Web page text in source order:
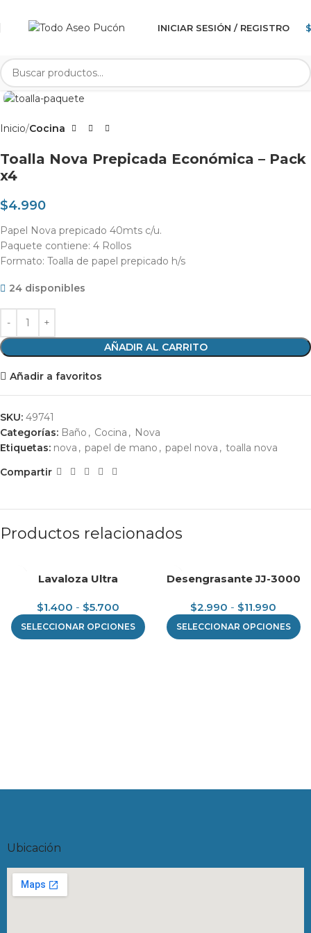
INICIAR SESIÓN / REGISTRO $
Clic para agrandar
Inicio Cocina
Toalla Nova Prepicada Económica – Pack
x4
$4.990
Papel Nova prepicado 40mts c/u.
Paquete contiene: 4 Rollos
Formato: Toalla de papel prepicado h/s
24 disponibles
AÑADIR AL CARRITO
Añadir a favoritos
SKU: 49741
Categorías: Baño , Cocina , Nova
Etiquetas: nova , papel de mano , papel nova , toalla nova
Compartir
Productos relacionados
Lavaloza Ultra
$1.400 - $5.700
SELECCIONAR OPCIONES
Desengrasante JJ-3000
$2.990 - $11.990
SELECCIONAR OPCIONES
Ubicación